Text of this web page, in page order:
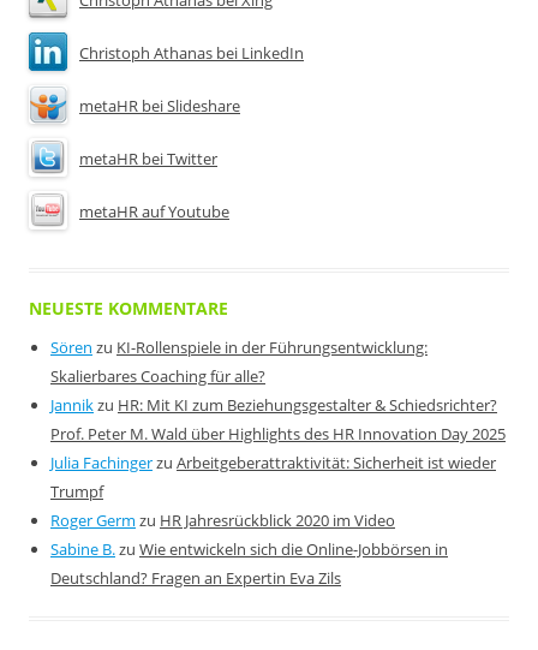
Christoph Athanas bei LinkedIn
metaHR bei Slideshare
metaHR bei Twitter
metaHR auf Youtube
NEUESTE KOMMENTARE
Sören zu KI-Rollenspiele in der Führungsentwicklung:
Skalierbares Coaching für alle?
Jannikzu HR: Mit KI zum Beziehungsgestalter & Schiedsrichter?
Prof. Peter M. Wald über Highlights des HR Innovation Day 2025
Julia Fachingerzu Arbeitgeberattraktivität: Sicherheit ist wieder
Trumpf
Roger Germ zu HR Jahresrückblick 2020 im Video
Sabine B.zu Wie entwickeln sich die Online-Jobbörsen in
Deutschland? Fragen an Expertin Eva Zils